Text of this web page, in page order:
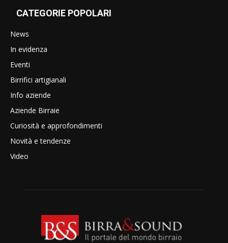
CATEGORIE POPOLARI
News
In evidenza
Eventi
Birrifici artigianali
Info aziende
Aziende Birraie
Curiosità e approfondimenti
Novità e tendenze
Video